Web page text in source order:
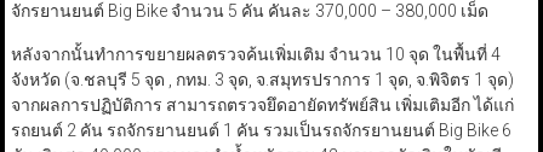
จักรยานยนต์ Big Bike จำนวน 5 คัน คันละ 370,000 – 380,000 เม็ด
หลังจากนั้นทำการขยายผลตรวจค้นเพิ่มเติม จำนวน 10 จุด ในพื้นที่ 4
จังหวัด (จ.ชลบุรี 5 จุด , กทม. 3 จุด, จ.สมุทรปราการ 1 จุด, จ.พิจิตร 1 จุด)
จากผลการปฏิบัติการ สามารถตรวจยึดอายัดทรัพย์สิน เพิ่มเติมอีก ได้แก่
รถยนต์ 2 คัน รถจักรยานยนต์ 1 คัน รวมเป็นรถจักรยานยนต์ Big Bike 6